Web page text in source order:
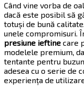
Când vine vorba de
dacă este posibil să
totuși de bună
unele compromisuri.
presiune ieftine care
modelele premium,
tentante pentru
adesea cu o serie de
experiența de